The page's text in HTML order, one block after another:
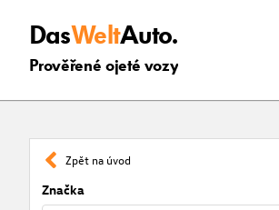
DasWeltAuto.
Prověřené ojeté vozy
Zpět na úvod
Značka